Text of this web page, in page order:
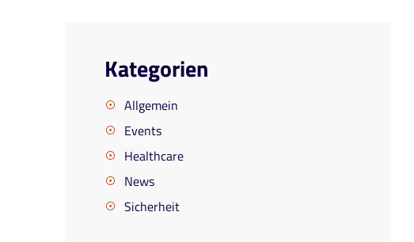
Kategorien
Allgemein
Events
Healthcare
News
Sicherheit